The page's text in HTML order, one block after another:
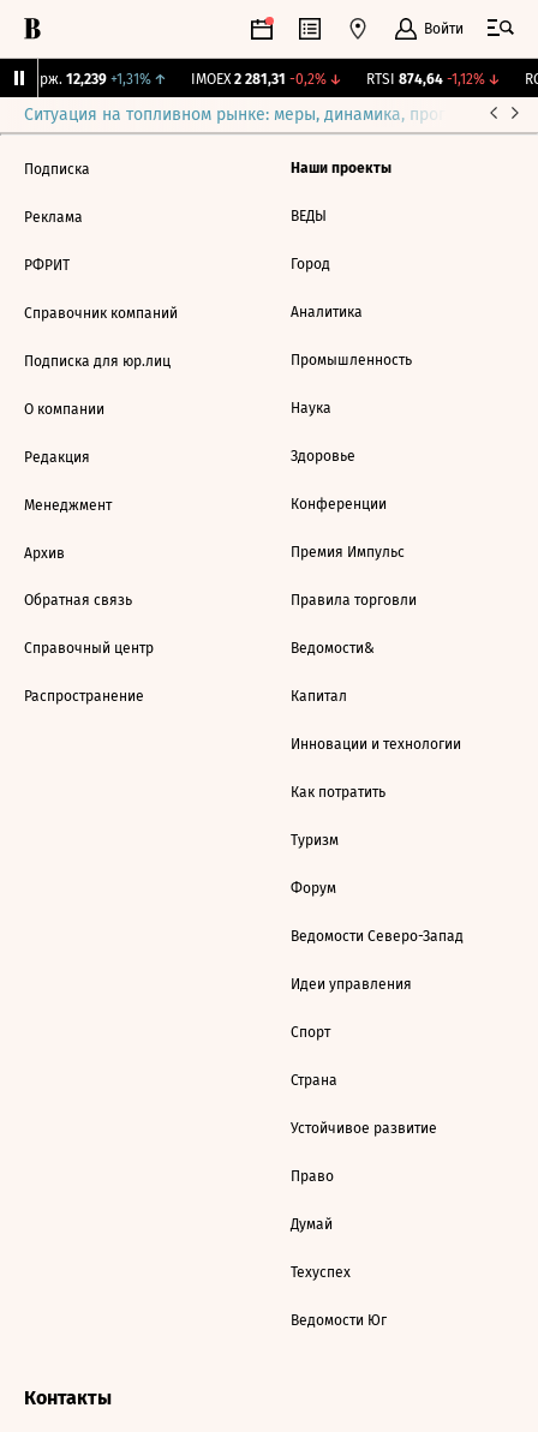
Войти
Бирж. 12,239 +1,31%↑ IMOEX 2 281,31 -0,2%↓ RTSI 874,64 -1,12%↓
Ситуация на топливном рынке: меры, динамика, прогнозы
Подписка
Реклама
РФРИТ
Справочник компаний
Подписка для юр.лиц
О компании
Редакция
Менеджмент
Архив
Обратная связь
Справочный центр
Распространение
Наши проекты
ВЕДЫ
Город
Аналитика
Промышленность
Наука
Здоровье
Конференции
Премия Импульс
Правила торговли
Ведомости&
Капитал
Инновации и технологии
Как потратить
Туризм
Форум
Ведомости Северо-Запад
Идеи управления
Спорт
Страна
Устойчивое развитие
Право
Думай
Техуспех
Ведомости Юг
Контакты